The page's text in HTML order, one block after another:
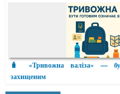
🧳 «Тривожна валіза» —
захищеним